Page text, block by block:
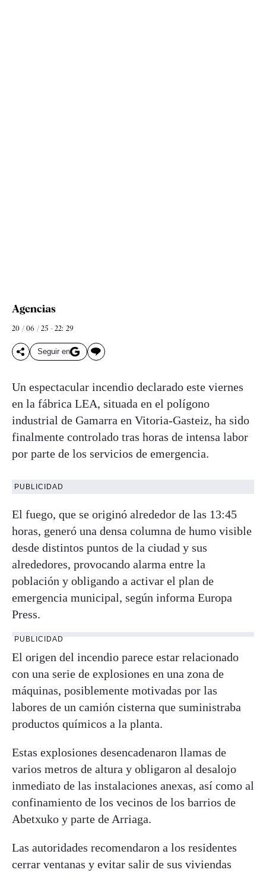
Agencias
20 / 06 / 25 - 22: 29
Seguir en
Un espectacular incendio declarado este viernes
en la fábrica LEA, situada en el polígono
industrial de Gamarra en Vitoria-Gasteiz, ha sido
finalmente controlado tras horas de intensa labor
por parte de los servicios de emergencia.
PUBLICIDAD
El fuego, que se originó alrededor de las 13:45
horas, generó una densa columna de humo visible
desde distintos puntos de la ciudad y sus
alrededores, provocando alarma entre la
población y obligando a activar el plan de
emergencia municipal, según informa Europa
Press.
PUBLICIDAD
El origen del incendio parece estar relacionado
con una serie de explosiones en una zona de
máquinas, posiblemente motivadas por las
labores de un camión cisterna que suministraba
productos químicos a la planta.
Estas explosiones desencadenaron llamas de
varios metros de altura y obligaron al desalojo
inmediato de las instalaciones anexas, así como al
confinamiento de los vecinos de los barrios de
Abetxuko y parte de Arriaga.
Las autoridades recomendaron a los residentes
cerrar ventanas y evitar salir de sus viviendas